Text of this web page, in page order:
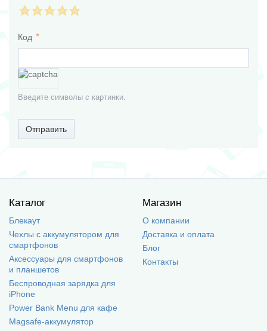
Код
Введите символы с картинки.
Отправить
Каталог
Блекаут
Чехлы с аккумулятором для
смартфонов
Аксессуары для смартфонов
и планшетов
Беспроводная зарядка для
iPhone
Power Bank Menu для кафе
Magsafe-аккумулятор
Магазин
О компании
Доставка и оплата
Блог
Контакты